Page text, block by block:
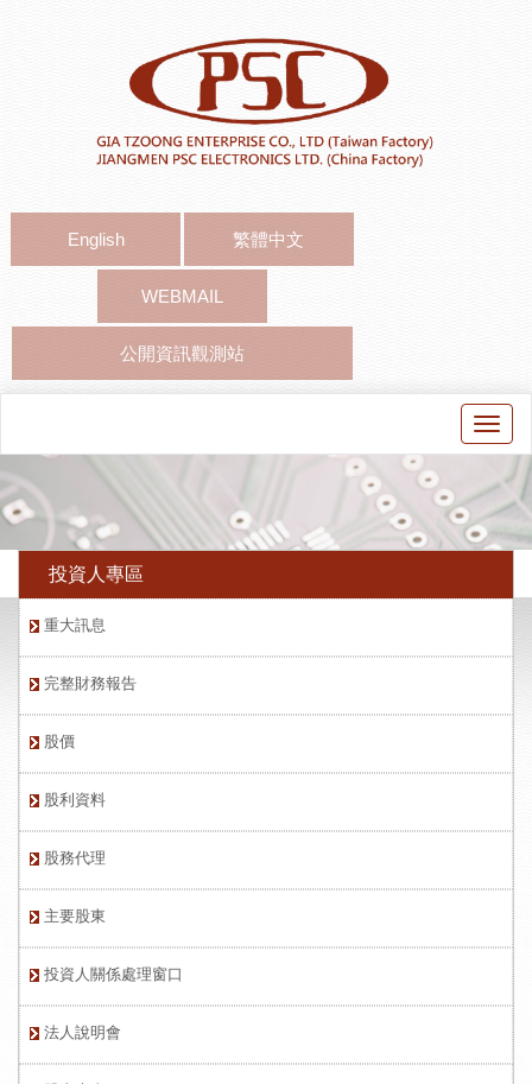
English 繁體中文
WEBMAIL
公開資訊觀測站
投資人專區
重大訊息
完整財務報告
股價
股利資料
股務代理
主要股東
投資人關係處理窗口
法人說明會